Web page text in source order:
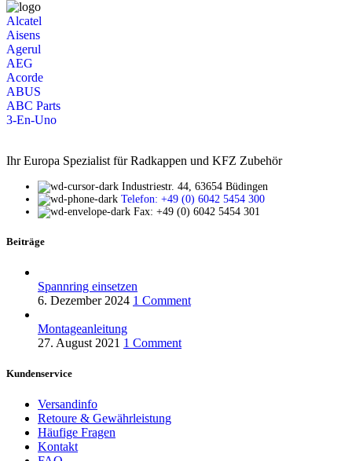
Alcatel
Aisens
Agerul
AEG
Acorde
ABUS
ABC Parts
3-En-Uno
Ihr Europa Spezialist für Radkappen und KFZ Zubehör
Industriestr. 44, 63654 Büdingen
Telefon: +49 (0) 6042 5454 300
Fax: +49 (0) 6042 5454 301
Beiträge
Spannring einsetzen
6. Dezember 2024 1 Comment
Montageanleitung
27. August 2021 1 Comment
Kundenservice
Versandinfo
Retoure & Gewährleistung
Häufige Fragen
Kontakt